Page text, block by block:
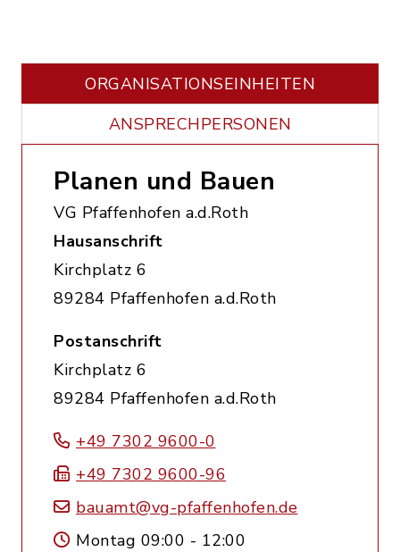
ORGANISATIONS­EINHEITEN
ANSPRECHPERSONEN
Planen und Bauen
VG Pfaffenhofen a.d.Roth
Hausanschrift
Kirchplatz 6
89284 Pfaffenhofen a.d.Roth
Postanschrift
Kirchplatz 6
89284 Pfaffenhofen a.d.Roth
+49 7302 9600-0
+49 7302 9600-96
bauamt@vg-pfaffenhofen.de
Montag 09:00 - 12:00